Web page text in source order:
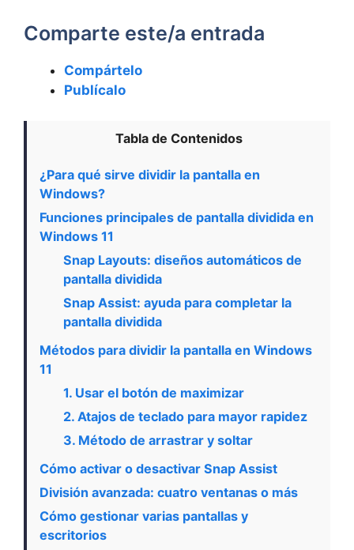
Comparte este/a entrada
Compártelo
Publícalo
Tabla de Contenidos
¿Para qué sirve dividir la pantalla en
Windows?
Funciones principales de pantalla dividida en
Windows 11
Snap Layouts: diseños automáticos de
pantalla dividida
Snap Assist: ayuda para completar la
pantalla dividida
Métodos para dividir la pantalla en Windows
11
1. Usar el botón de maximizar
2. Atajos de teclado para mayor rapidez
3. Método de arrastrar y soltar
Cómo activar o desactivar Snap Assist
División avanzada: cuatro ventanas o más
Cómo gestionar varias pantallas y
escritorios